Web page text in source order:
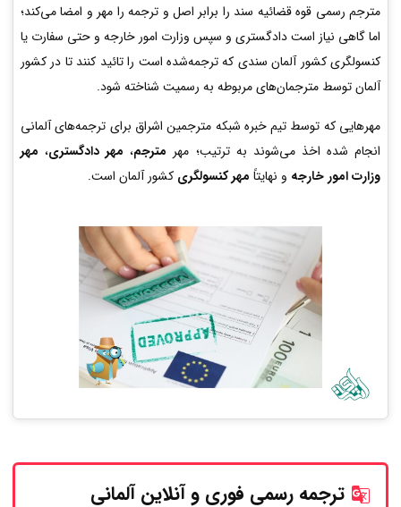
مترجم رسمی قوه قضائیه سند را برابر اصل و ترجمه را مهر و امضا می‌کند؛
اما گاهی نیاز است دادگستری و سپس وزارت امور خارجه و حتی سفارت یا
کنسولگری کشور آلمان سندی که ترجمه‌شده است را تائید کنند تا در کشور
آلمان توسط مترجمان‌های مربوطه به رسمیت شناخته شود.
مهرهایی که توسط تیم خبره شبکه مترجمین اشراق برای ترجمه‌های آلمانی
انجام شده اخذ می‌شوند به ترتیب؛ مهر مترجم، مهر دادگستری، مهر
وزارت امور خارجه و نهایتاً مهر کنسولگری کشور آلمان است.
ترجمه رسمی فوری و آنلاینآلمانی